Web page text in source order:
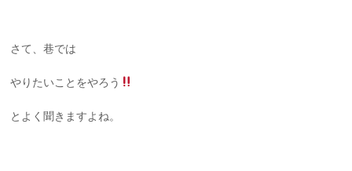
さて、巷では
やりたいことをやろう
とよく聞きますよね。